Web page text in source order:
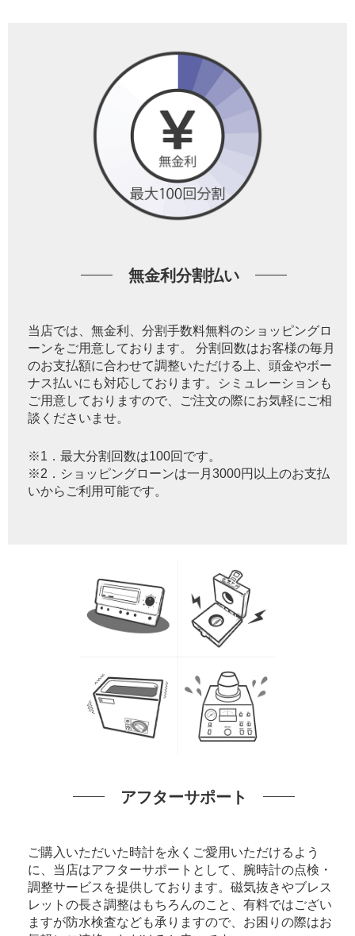
無金利分割払い
当店では、無金利、分割手数料無料のショッピングロ
ーンをご用意しております。 分割回数はお客様の毎月
のお支払額に合わせて調整いただける上、頭金やボー
ナス払いにも対応しております。シミュレーションも
ご用意しておりますので、ご注文の際にお気軽にご相
談くださいませ。
※1．最大分割回数は100回です。
※2．ショッピングローンは一月3000円以上のお支払
いからご利用可能です。
アフターサポート
ご購入いただいた時計を永くご愛用いただけるよう
に、当店はアフターサポートとして、腕時計の点検・
調整サービスを提供しております。磁気抜きやブレス
レットの長さ調整はもちろんのこと、有料ではござい
ますが防水検査なども承りますので、お困りの際はお